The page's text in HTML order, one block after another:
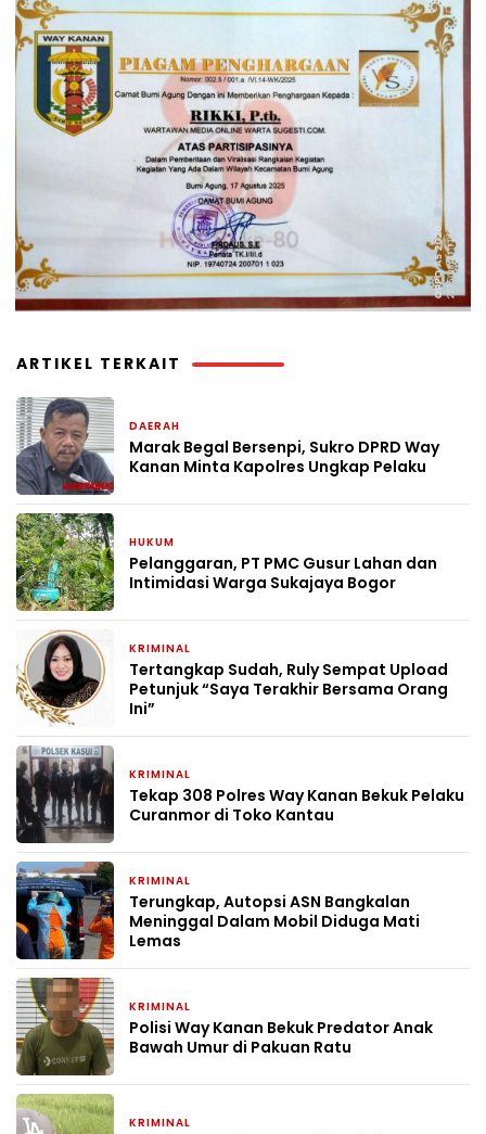
ARTIKEL TERKAIT
DAERAH
Marak Begal Bersenpi, Sukro DPRD Way
Kanan Minta Kapolres Ungkap Pelaku
HUKUM
Pelanggaran, PT PMC Gusur Lahan dan
Intimidasi Warga Sukajaya Bogor
KRIMINAL
Tertangkap Sudah, Ruly Sempat Upload
Petunjuk “Saya Terakhir Bersama Orang
Ini”
KRIMINAL
Tekap 308 Polres Way Kanan Bekuk Pelaku
Curanmor di Toko Kantau
KRIMINAL
Terungkap, Autopsi ASN Bangkalan
Meninggal Dalam Mobil Diduga Mati
Lemas
KRIMINAL
Polisi Way Kanan Bekuk Predator Anak
Bawah Umur di Pakuan Ratu
KRIMINAL